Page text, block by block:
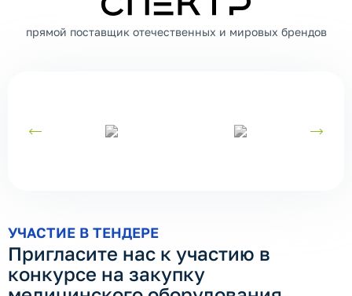
прямой поставщик отечественных и мировых брендов
УЧАСТИЕ В ТЕНДЕРЕ
Пригласите нас к участию в
конкурсе на закупку